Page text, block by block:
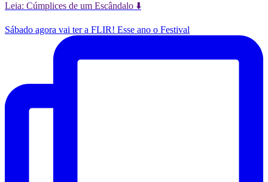
Leia: Cúmplices de um Escândalo ⬇️
Sábado agora vai ter a FLIR! Esse ano o Festival